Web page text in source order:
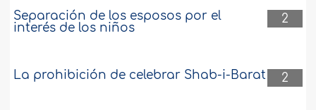
2
Separación de los esposos por el
interés de los niños
2
La prohibición de celebrar Shab-i-Barat